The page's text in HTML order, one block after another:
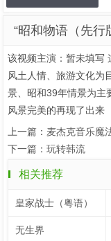
“昭和物语（先行
该视频主演：暂未填写
风土人情、旅游文化为
景、昭和39年情景为主
风景完美的再现了出来
上一篇： 麦杰克音乐魔
下一篇： 玩转韩流
相关推荐
皇家战士（粤语）
无生界